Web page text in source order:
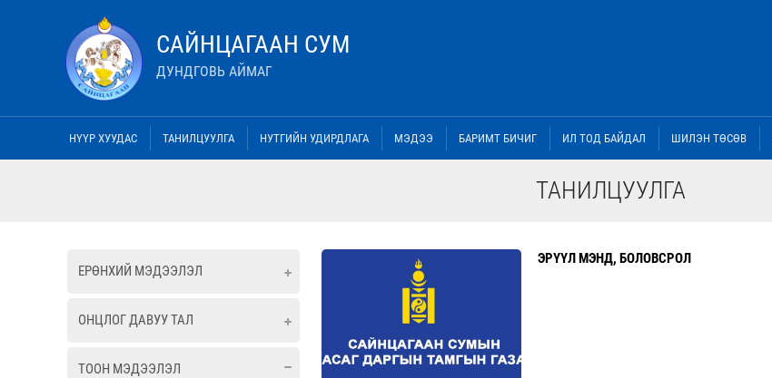
САЙНЦАГААН СУМ
ДУНДГОВЬ АЙМАГ
НҮҮР ХУУДАС ТАНИЛЦУУЛГА НУТГИЙН УДИРДЛАГА МЭДЭЭ БАРИМТ БИЧИГ ИЛ ТОД БАЙДАЛ ШИЛЭН ТӨСӨВ
ТАНИЛЦУУЛГА
ЕРӨНХИЙ МЭДЭЭЛЭЛ
ОНЦЛОГ ДАВУУ ТАЛ
ТООН МЭДЭЭЛЭЛ
ЭРҮҮЛ МЭНД, БОЛОВСРОЛ